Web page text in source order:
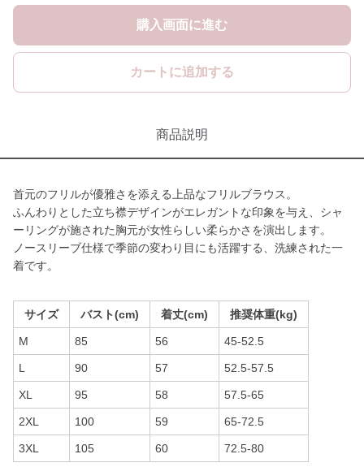
購入画面に進む
カートに追加する
商品説明
首元のフリルが優雅さを添える上品なフリルブラウス。
ふんわりとした立ち襟デザインがエレガントな印象を与え、シャ
ーリングが施された胸元が女性らしい柔らかさを演出します。
ノースリーブ仕様で季節の変わり目にも活躍する、洗練された一
着です。
サイズ バスト(cm) 着丈(cm) 推奨体重(kg)
M 85 56 45-52.5
L 90 57 52.5-57.5
XL 95 58 57.5-65
2XL 100 59 65-72.5
3XL 105 60 72.5-80